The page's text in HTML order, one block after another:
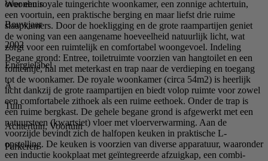
over een royale tuingerichte woonkamer, een zonnige achtertuin,
een voortuin, een praktische berging en maar liefst drie ruime
slaapkamers. Door de hoekligging en de grote raampartijen geniet
de woning van een aangename hoeveelheid natuurlijk licht, wat
zorgt voor een ruimtelijk en comfortabel woongevoel. Indeling
Begane grond: Entree, toiletruimte voorzien van hangtoilet en een
fonteintje, hal met meterkast en trap naar de verdieping en toegang
tot de woonkamer. De royale woonkamer (circa 54m2) is heerlijk
licht dankzij de grote raampartijen en biedt volop ruimte voor zowel
een comfortabele zithoek als een ruime eethoek. Onder de trap is
een ruime bergkast. De gehele begane grond is afgewerkt met een
natuursteen (kwartsiet) vloer met vloerverwarming. Aan de
voorzijde bevindt zich de halfopen keuken in praktische L-
opstelling. De keuken is voorzien van diverse apparatuur, waaronder
een inductie kookplaat met geïntegreerde afzuigkap, een combi-
Woonhuis
Bouwjaar
2002
Energielabel
A
Tuin
Achtertuin, Voortuin
Parkeren